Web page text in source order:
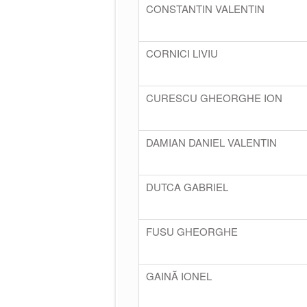
CONSTANTIN VALENTIN
CORNICI LIVIU
CURESCU GHEORGHE ION
DAMIAN DANIEL VALENTIN
DUTCA GABRIEL
FUSU GHEORGHE
GAINĂ IONEL